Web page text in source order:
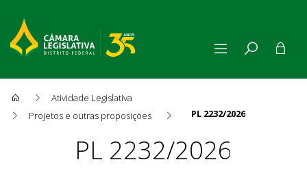
Atividade Legislativa
Projetos e outras proposições
PL 2232/2026
ProposiçãoPL 2232/2026